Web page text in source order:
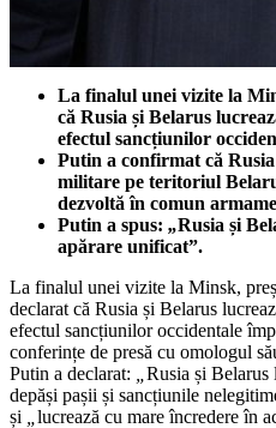
La finalul unei vizite la
că Rusia și Belarus
efectul sancțiunilor
Putin a confirmat că
militare pe teritoriul
dezvoltă în comun
Putin a spus: „Rusia și
apărare unificat”.
La finalul unei vizite la Minsk,
declarat că Rusia și Belarus
efectul sancțiunilor occidentale
conferințe de presă cu omologul
Putin a declarat:
Rusia și Belarus
depăși pașii și sancțiunile
și
lucrează cu mare încredere în